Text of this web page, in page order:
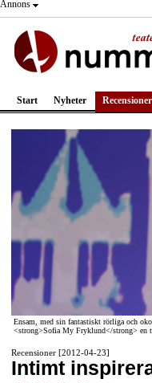
Annons
Start Nyheter Recensioner
Ensam, med sin fantastiskt rörliga och
<strong>Sofia My Fryklund</strong> en
Recensioner [2012-04-23]
Intimt